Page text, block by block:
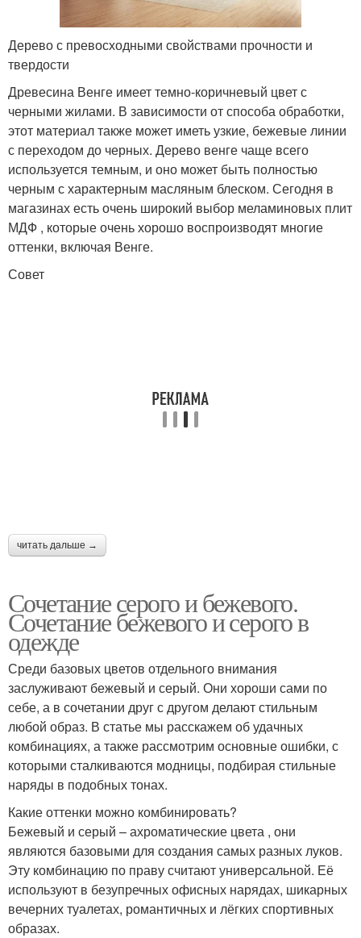
Дерево с превосходными свойствами прочности и
твердости
Древесина Венге имеет темно-коричневый цвет с
черными жилами. В зависимости от способа обработки,
этот материал также может иметь узкие, бежевые линии
с переходом до черных. Дерево венге чаще всего
используется темным, и оно может быть полностью
черным с характерным масляным блеском. Сегодня в
магазинах есть очень широкий выбор меламиновых плит
МДФ , которые очень хорошо воспроизводят многие
оттенки, включая Венге.
Совет
читать дальше →
Сочетание серого и бежевого.
Сочетание бежевого и серого в
одежде
Среди базовых цветов отдельного внимания
заслуживают бежевый и серый. Они хороши сами по
себе, а в сочетании друг с другом делают стильным
любой образ. В статье мы расскажем об удачных
комбинациях, а также рассмотрим основные ошибки, с
которыми сталкиваются модницы, подбирая стильные
наряды в подобных тонах.
Какие оттенки можно комбинировать?
Бежевый и серый – ахроматические цвета , они
являются базовыми для создания самых разных луков.
Эту комбинацию по праву считают универсальной. Её
используют в безупречных офисных нарядах, шикарных
вечерних туалетах, романтичных и лёгких спортивных
образах.